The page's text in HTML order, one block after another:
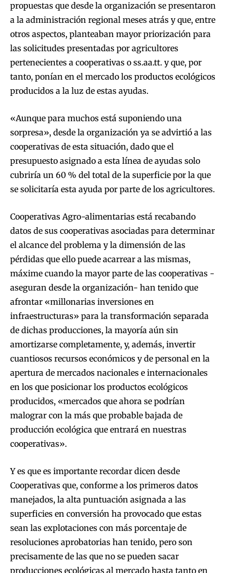
propuestas que desde la organización se presentaron
a la administración regional meses atrás y que, entre
otros aspectos, planteaban mayor priorización para
las solicitudes presentadas por agricultores
pertenecientes a cooperativas o ss.aa.tt. y que, por
tanto, ponían en el mercado los productos ecológicos
producidos a la luz de estas ayudas.
«Aunque para muchos está suponiendo una
sorpresa», desde la organización ya se advirtió a las
cooperativas de esta situación, dado que el
presupuesto asignado a esta línea de ayudas solo
cubriría un 60 % del total de la superficie por la que
se solicitaría esta ayuda por parte de los agricultores.
Cooperativas Agro-alimentarias está recabando
datos de sus cooperativas asociadas para determinar
el alcance del problema y la dimensión de las
pérdidas que ello puede acarrear a las mismas,
máxime cuando la mayor parte de las cooperativas -
aseguran desde la organización- han tenido que
afrontar «millonarias inversiones en
infraestructuras» para la transformación separada
de dichas producciones, la mayoría aún sin
amortizarse completamente, y, además, invertir
cuantiosos recursos económicos y de personal en la
apertura de mercados nacionales e internacionales
en los que posicionar los productos ecológicos
producidos, «mercados que ahora se podrían
malograr con la más que probable bajada de
producción ecológica que entrará en nuestras
cooperativas».
Y es que es importante recordar dicen desde
Cooperativas que, conforme a los primeros datos
manejados, la alta puntuación asignada a las
superficies en conversión ha provocado que estas
sean las explotaciones con más porcentaje de
resoluciones aprobatorias han tenido, pero son
precisamente de las que no se pueden sacar
producciones ecológicas al mercado hasta tanto en